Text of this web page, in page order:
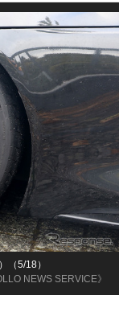
NEWS SERVICE》
（5/18）